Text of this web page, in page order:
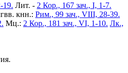
19. Лит. - 2 Кор., 167 зач., I, 1-7.
кнн.: Рим., 99 зач., VIII, 28-39.
Мц.: 2 Кор., 181 зач., VI, 1-10. Лк.,